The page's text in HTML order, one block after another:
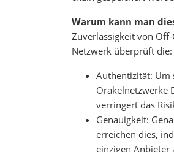
Warum kann man
Zuverlässigkeit von
Netzwerk überprüft die:
Authentizität: Um
Orakelnetzwerke
verringert das
Genauigkeit:
erreichen dies,
einzigen Anbieter